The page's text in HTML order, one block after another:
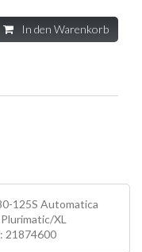
In den Warenkorb
125S Automatica
XL
21874600